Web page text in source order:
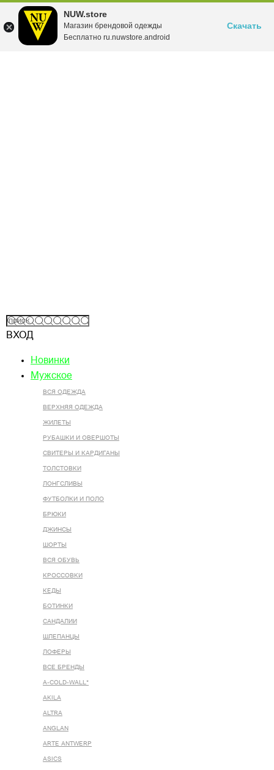
NUW.store
Магазин брендовой одежды
Бесплатно ru.nuwstore.android
Скачать
ВХОД
Новинки
Мужское
ВСЯ ОДЕЖДА
ВЕРХНЯЯ ОДЕЖДА
ЖИЛЕТЫ
РУБАШКИ И ОВЕРШОТЫ
СВИТЕРЫ И КАРДИГАНЫ
ТОЛСТОВКИ
ЛОНГСЛИВЫ
ФУТБОЛКИ И ПОЛО
БРЮКИ
ДЖИНСЫ
ШОРТЫ
ВСЯ ОБУВЬ
КРОССОВКИ
КЕДЫ
БОТИНКИ
САНДАЛИИ
ШЛЕПАНЦЫ
ЛОФЕРЫ
ВСЕ БРЕНДЫ
A-COLD-WALL*
AKILA
ALTRA
ANGLAN
ARTE ANTWERP
ASICS